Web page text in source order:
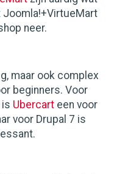
neer.
maar ook complex
beginners. Voor
is Ubercart een voor
voor Drupal 7 is